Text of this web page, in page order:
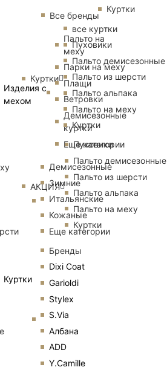
Все бренды
Изделия с
мехом
Пальто на
меху
Парки на меху
Плащи
Ветровки
Демисезонные
куртки
Еще категории
Куртки
Демисезонные
Зимние
Итальянские
Кожаные
Еще категории
Бренды
Dixi Coat
Garioldi
Stylex
S.Via
Албана
ADD
Y.Camille
Куртки
Куртки
все куртки
Пуховики
Пальто демисезонные
Пальто из шерсти
Пальто альпака
Пальто на меху
Куртки
АКЦИЯ
Пуховики
Пальто демисезонные
Пальто из шерсти
Пальто альпака
Пальто на меху
Куртки